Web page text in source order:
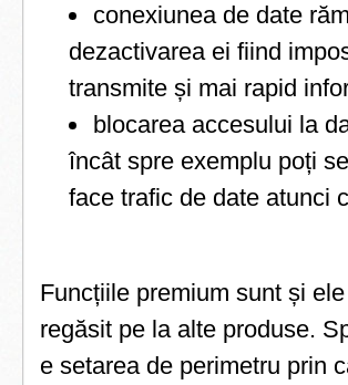
conexiunea de date
dezactivarea ei fiind
transmite și mai rapid
blocarea accesului la
încât spre exemplu poți
face trafic de date atunci
Funcțiile premium sunt și
regăsit pe la alte produse.
e setarea de perimetru prin